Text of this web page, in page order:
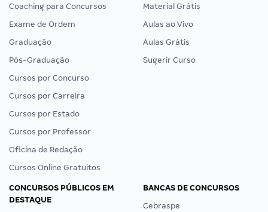
Coaching para Concursos
Exame de Ordem
Graduação
Pós-Graduação
Cursos por Concurso
Cursos por Carreira
Cursos por Estado
Cursos por Professor
Oficina de Redação
Cursos Online Gratuitos
Material Grátis
Aulas ao Vivo
Aulas Grátis
Sugerir Curso
CONCURSOS PÚBLICOS EM
DESTAQUE
BANCAS DE CONCURSOS
Cebraspe